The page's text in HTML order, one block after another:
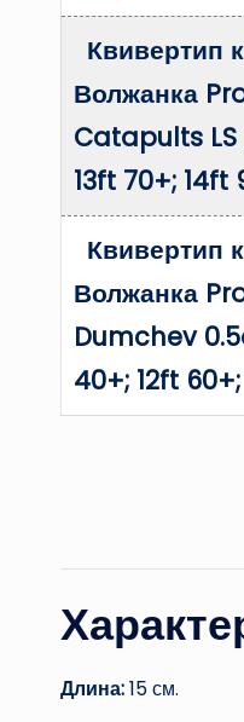
Квивертип
Волжанка
Catapults LS
13ft 70+; 14ft
Квивертип
Волжанка
Dumchev
40+; 12ft
Длина:15 см.